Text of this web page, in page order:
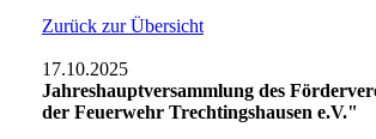
Zurück zur Übersicht
17.10.2025
Jahreshauptversammlung des
der Feuerwehr Trechtingshausen e.V."